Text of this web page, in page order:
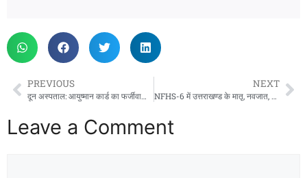
PREVIOUS
दून अस्पताल: आयुष्मान कार्ड का फर्जीवाड़ा पकड़ा गया, दो पर केस
NEXT
NFHS-6 में उत्तराखण्ड के मातृ, नवजात, बाल स्वास्थ्य एवं पोषण संकेतकों में उल्लेखनीय सुधार
Leave a Comment